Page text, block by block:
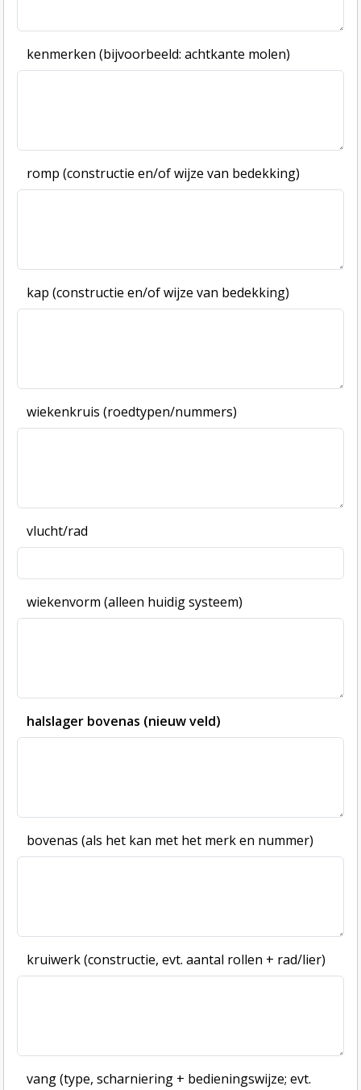
kenmerken (bijvoorbeeld: achtkante molen)
romp (constructie en/of wijze van bedekking)
kap (constructie en/of wijze van bedekking)
wiekenkruis (roedtypen/nummers)
vlucht/rad
wiekenvorm (alleen huidig systeem)
halslager bovenas (nieuw veld)
bovenas (als het kan met het merk en nummer)
kruiwerk (constructie, evt. aantal rollen + rad/lier)
vang (type, scharniering + bedieningswijze; evt.